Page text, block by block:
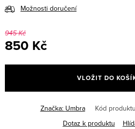
Možnosti doručení
945 Kč
850 Kč
cena:
VLOŽIT DO
Značka: Umbra Kód
Dotaz k produktu